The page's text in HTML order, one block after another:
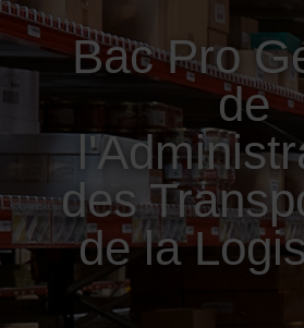
Bac Pro
de
des
de la